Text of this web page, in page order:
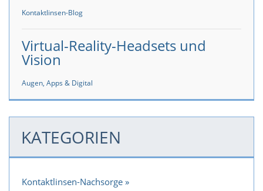
Kontaktlinsen-Blog
Virtual-Reality-Headsets und
Vision
Augen, Apps & Digital
KATEGORIEN
Kontaktlinsen-Nachsorge